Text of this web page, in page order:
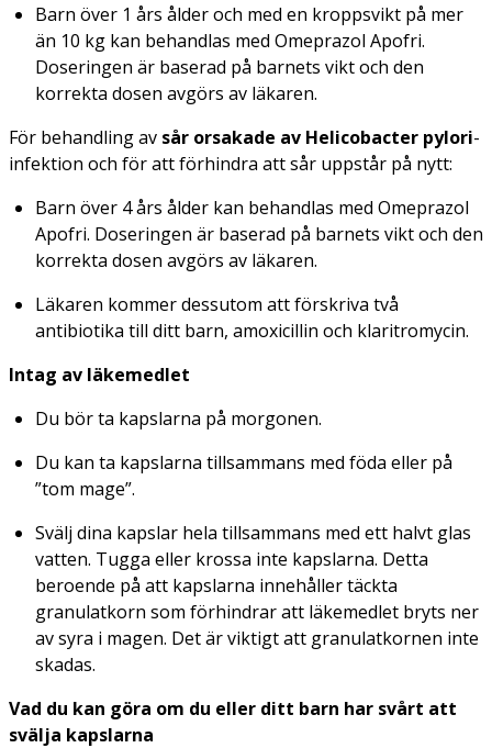
Barn över 1 års ålder och med en kroppsvikt på mer
än 10 kg kan behandlas med Omeprazol Apofri.
Doseringen är baserad på barnets vikt och den
korrekta dosen avgörs av läkaren.
För behandling av sår orsakade av Helicobacter pylori-
infektion och för att förhindra att sår uppstår på nytt:
Barn över 4 års ålder kan behandlas med Omeprazol
Apofri. Doseringen är baserad på barnets vikt och den
korrekta dosen avgörs av läkaren.
Läkaren kommer dessutom att förskriva två
antibiotika till ditt barn, amoxicillin och klaritromycin.
Intag av läkemedlet
Du bör ta kapslarna på morgonen.
Du kan ta kapslarna tillsammans med föda eller på
”tom mage”.
Svälj dina kapslar hela tillsammans med ett halvt glas
vatten. Tugga eller krossa inte kapslarna. Detta
beroende på att kapslarna innehåller täckta
granulatkorn som förhindrar att läkemedlet bryts ner
av syra i magen. Det är viktigt att granulatkornen inte
skadas.
Vad du kan göra om du eller ditt barn har svårt att
svälja kapslarna